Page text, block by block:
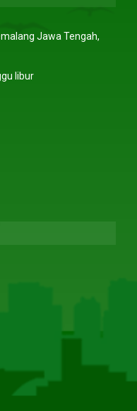
Jawa Tengah,
libur